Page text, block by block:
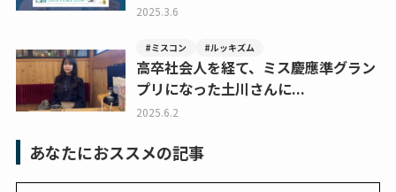
2025.3.6
#ミスコン #ルッキズム
高卒社会人を経て、ミス慶應準グラン
プリになった土川さんに...
2025.6.2
あなたにおススメの記事